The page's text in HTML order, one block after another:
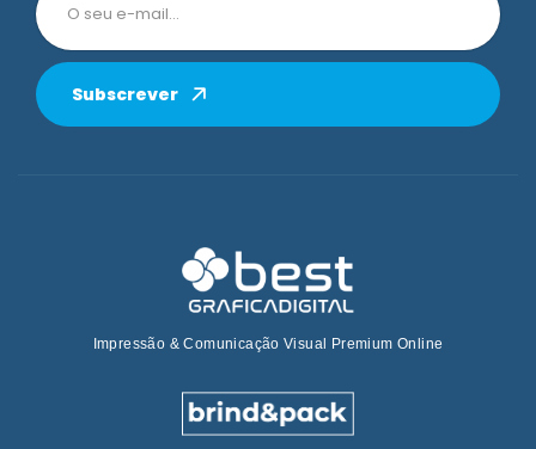
Subscrever
Impressão & Comunicação Visual Premium Online